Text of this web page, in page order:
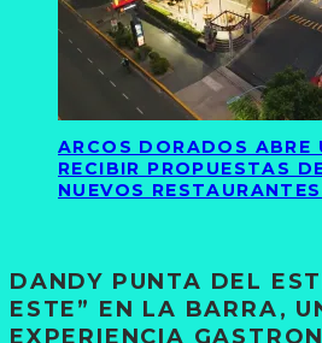
ARCOS DORADOS ABRE
RECIBIR PROPUESTAS
NUEVOS
DANDY PUNTA DEL
ESTE” EN LA BARRA,
EXPERIENCIA